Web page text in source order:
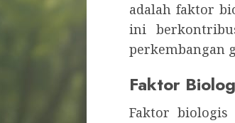
adalah faktor
ini
perkembangan
Faktor
Faktor biologis